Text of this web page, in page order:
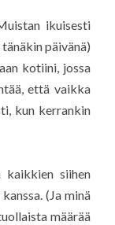
ikuisesti
päivänä)
kotiini, jossa
että vaikka
kun kerrankin
kaikkien siihen
(Ja minä
määrää